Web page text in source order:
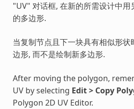
"UV" 对话框, 在新的所需设计中用
的多边形.
当复制节点且下一块具有相似形状
边形, 而不是绘制新多边形.
After moving the polygon,
UV by selecting Edit > Copy
Polygon 2D UV Editor.